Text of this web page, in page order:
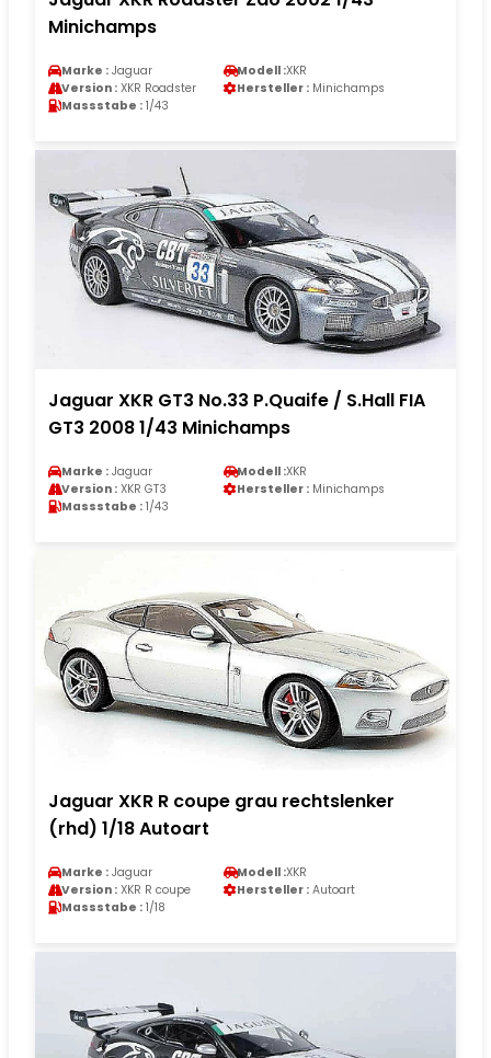
Minichamps
Marke : Jaguar Modell :XKR
Version : XKR Roadster Hersteller : Minichamps
Massstabe : 1/43
Jaguar XKR GT3 No.33 P.Quaife / S.Hall FIA
GT3 2008 1/43 Minichamps
Marke : Jaguar Modell :XKR
Version : XKR GT3 Hersteller : Minichamps
Massstabe : 1/43
Jaguar XKR R coupe grau rechtslenker
(rhd) 1/18 Autoart
Marke : Jaguar Modell :XKR
Version : XKR R coupe Hersteller : Autoart
Massstabe : 1/18